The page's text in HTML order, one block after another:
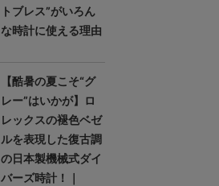
トブレス”がいろん
な時計に使える理由
【酷暑の夏こそ“グ
レー”はいかが】ロ
レックスの褪色ベゼ
ルを表現した復古調
の日本製機械式ダイ
バーズ時計！｜